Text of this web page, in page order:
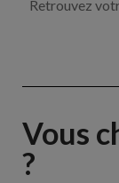
Retrouvez
Vous
?